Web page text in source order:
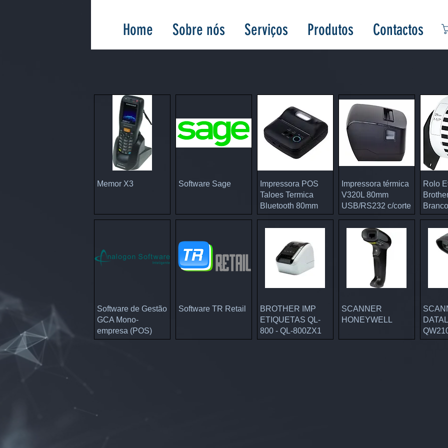
Home Sobre nós Serviços Produtos Contactos
Visualização rápida
Memor X3 Visualização rápida
Software Sage Visualização rápida
Impressora POS
Taloes Termica
Bluetooth 80mm
Visualização rápida
Impressora térmica
V320L 80mm
USB/RS232 c/corte
Rolo
Visualização rápida
Software de Gestão
GCA Mono-
empresa (POS)
Visualização rápida
Software TR Retail Visualização rápida
BROTHER IMP
ETIQUETAS QL-
800 - QL-800ZX1
Visualização rápida
SCANNER
HONEYWELL